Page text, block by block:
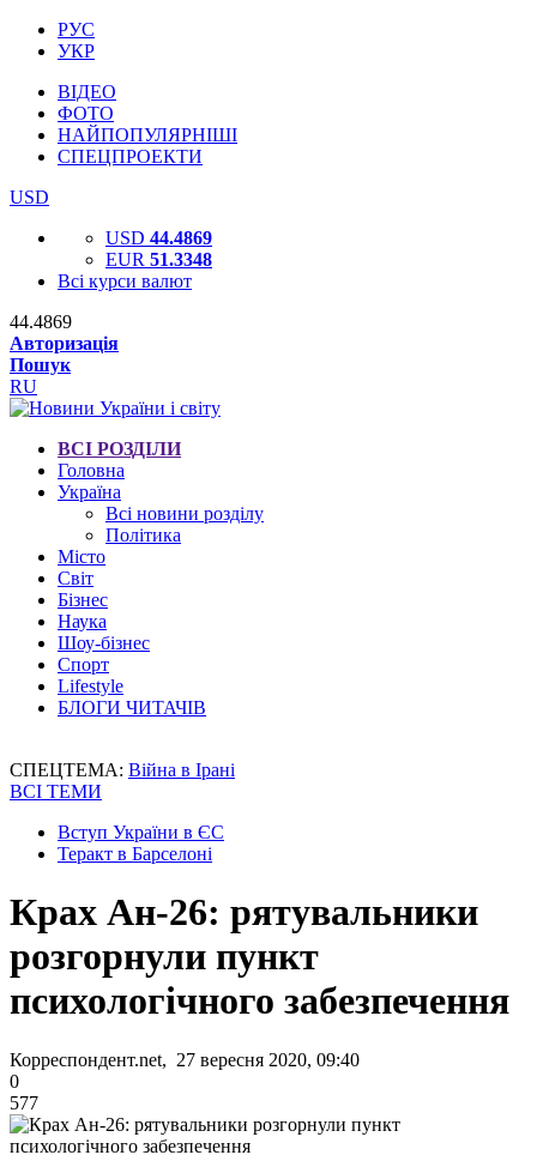
РУС
УКР
ВІДЕО
ФОТО
НАЙПОПУЛЯРНІШІ
СПЕЦПРОЕКТИ
USD
USD 44.4869
EUR 51.3348
Всі курси валют
44.4869
Авторизація
Пошук
RU
ВСІ РОЗДІЛИ
Головна
Україна
Всі новини розділу
Політика
Місто
Світ
Бізнес
Наука
Шоу-бізнес
Спорт
Lifestyle
БЛОГИ ЧИТАЧІВ
СПЕЦТЕМА: Війна в Ірані
ВСІ ТЕМИ
Вступ України в ЄС
Теракт в Барселоні
Крах Ан-26: рятувальники
розгорнули пункт
психологічного забезпечення
Корреспондент.net, 27 вересня 2020, 09:40
0
577